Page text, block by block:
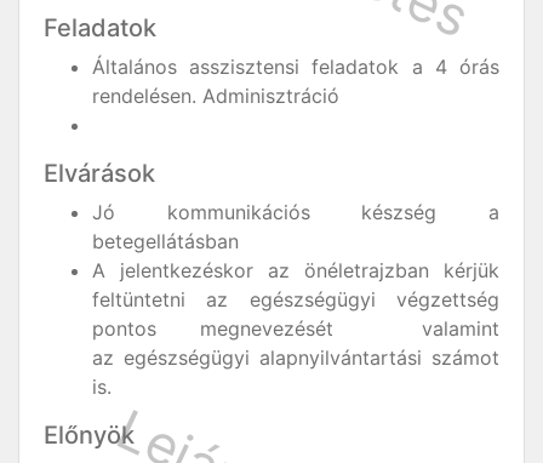
Feladatok
Általános asszisztensi feladatok a 4 órás
rendelésen. Adminisztráció
Elvárások
Jó kommunikációs készség a
betegellátásban
A jelentkezéskor az önéletrajzban kérjük
feltüntetni az egészségügyi végzettség
pontos megnevezését valamint
az egészségügyi alapnyilvántartási számot
is.
Előnyök